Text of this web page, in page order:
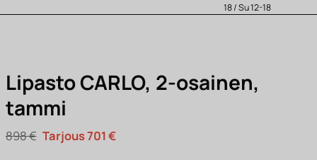
18 / Su 12-18
Lipasto CARLO, 2-osainen,
tammi
898€ Alkuperäinen
hinta
701€Nykyinen